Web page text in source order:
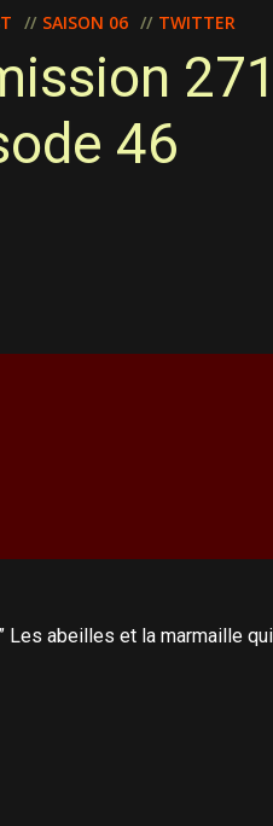
SAISON 06 TWITTER
46
” Les abeilles et la marmaille